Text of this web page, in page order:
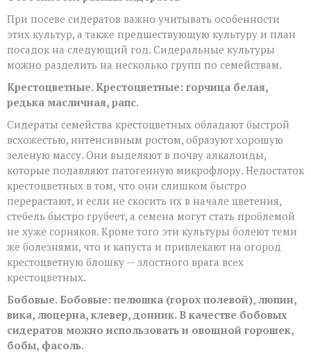
При посеве сидератов важно учитывать особенности
этих культур, а также предшествующую культуру и план
посадок на следующий год. Сидеральные культуры
можно разделить на несколько групп по семействам.
Крестоцветные. Крестоцветные: горчица белая,
редька масличная, рапс.
Сидераты семейства крестоцветных обладают быстрой
всхожестью, интенсивным ростом, образуют хорошую
зеленую массу. Они выделяют в почву алкалоиды,
которые подавляют патогенную микрофлору. Недостаток
крестоцветных в том, что они слишком быстро
перерастают, и если не скосить их в начале цветения,
стебель быстро грубеет, а семена могут стать проблемой
не хуже сорняков. Кроме того эти культуры болеют теми
же болезнями, что и капуста и привлекают на огород
крестоцветную блошку — злостного врага всех
крестоцветных.
Бобовые. Бобовые: пелюшка (горох полевой), люпин,
вика, люцерна, клевер, донник. В качестве бобовых
сидератов можно использовать и овощной горошек,
бобы, фасоль.